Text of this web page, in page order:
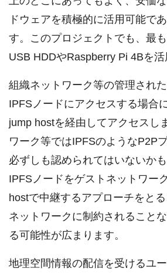
ドウェアを積極的に活用可能で
す。このプロジェクトでも、最
USB HDDやRaspberry Pi 4Bを活
組織ネットワーク等の管理され
IPFSノードにアクセスする場合
jump hostを経由してアクセスし
ワーク等ではIPFSのようなP2P
必ずしも認められてはいないかも
IPFSノードをゲストネットワー
hostで中継するアプローチをと
ネットワークに制約されること
る可能性が広まります。
地理空間情報の配信を受けるユ